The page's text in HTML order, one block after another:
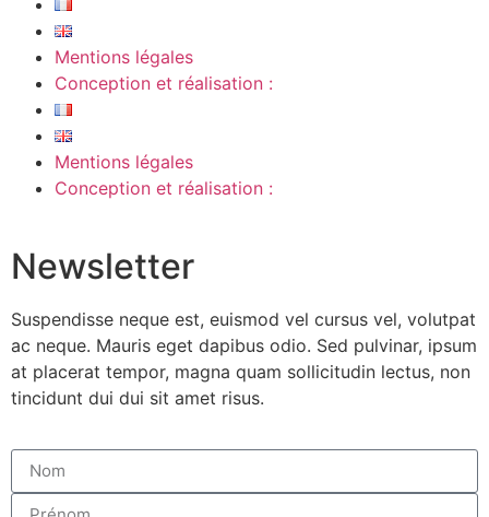
Mentions légales
Conception et réalisation :
Mentions légales
Conception et réalisation :
Newsletter
Suspendisse neque est, euismod vel cursus vel, volutpat
ac neque. Mauris eget dapibus odio. Sed pulvinar, ipsum
at placerat tempor, magna quam sollicitudin lectus, non
tincidunt dui dui sit amet risus.